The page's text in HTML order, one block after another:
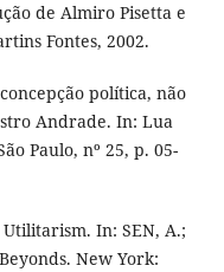
de Almiro Pisetta e
Fontes, 2002.
concepção política, não
Andrade. In: Lua
Paulo, nº 25, p. 05-
In: SEN, A.;
New York: